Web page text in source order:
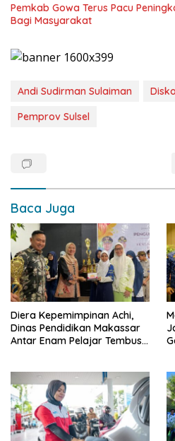
Pemkab Gowa Terus Pacu
Bagi Masyarakat
Andi Sudirman Sulaiman
Pemprov Sulsel
Baca Juga
Diera Kepemimpinan Achi,
Dinas Pendidikan Makassar
Antar Enam Pelajar Tembus